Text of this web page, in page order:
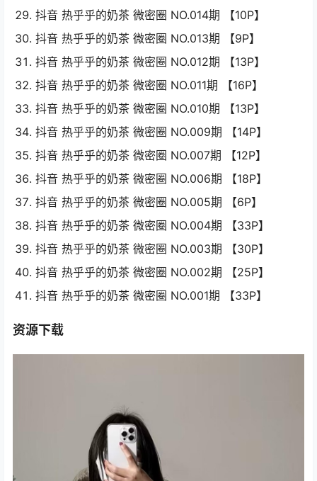
抖音 热乎乎的奶茶 微密圈 NO.014期 【10P】
抖音 热乎乎的奶茶 微密圈 NO.013期 【9P】
抖音 热乎乎的奶茶 微密圈 NO.012期 【13P】
抖音 热乎乎的奶茶 微密圈 NO.011期 【16P】
抖音 热乎乎的奶茶 微密圈 NO.010期 【13P】
抖音 热乎乎的奶茶 微密圈 NO.009期 【14P】
抖音 热乎乎的奶茶 微密圈 NO.007期 【12P】
抖音 热乎乎的奶茶 微密圈 NO.006期 【18P】
抖音 热乎乎的奶茶 微密圈 NO.005期 【6P】
抖音 热乎乎的奶茶 微密圈 NO.004期 【33P】
抖音 热乎乎的奶茶 微密圈 NO.003期 【30P】
抖音 热乎乎的奶茶 微密圈 NO.002期 【25P】
抖音 热乎乎的奶茶 微密圈 NO.001期 【33P】
资源下载